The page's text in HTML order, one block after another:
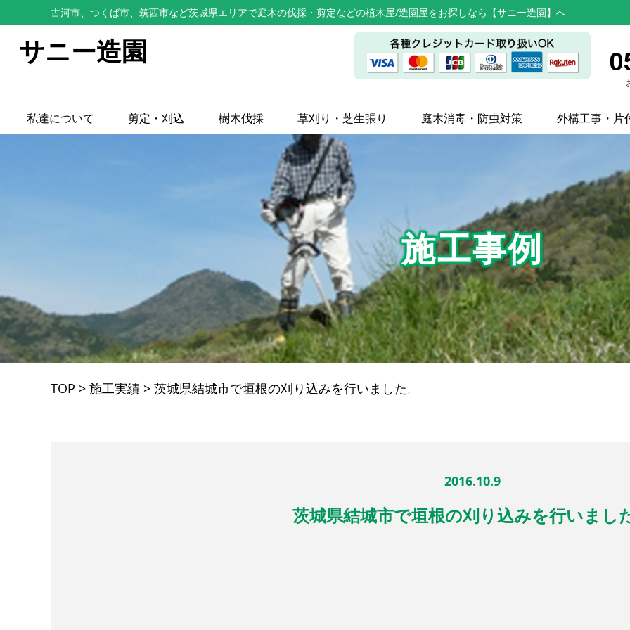
古河市、つくば市、筑西市など茨城県エリアで庭木の伐採・剪定などの植木屋/造園屋をお探しなら【サニー造園】へ
サニー造園
私達について 剪定・刈込 樹木伐採 草刈り・芝生張り 庭木消毒・防虫対策 外構工事・片
施工事例
TOP > 施工実績 > 茨城県結城市で垣根の刈り込みを行いました。
2016.10.9
茨城県結城市で垣根の刈り込みを行いまし